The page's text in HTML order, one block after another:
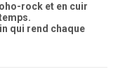
rock et en cuir
qui rend chaque